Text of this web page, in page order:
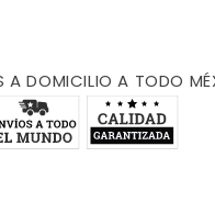
A DOMICILIO A TODO